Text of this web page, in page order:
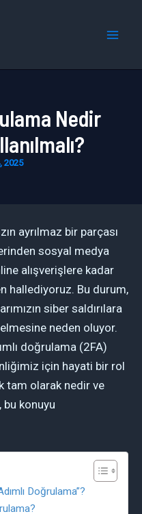
Nedir
2025
ayrılmaz bir parçası
sosyal medya
alışverişlere kadar
hallediyoruz. Bu durum,
siber saldırılara
neden oluyor.
doğrulama (2FA)
için hayati bir rol
tam olarak nedir ve
bu konuyu
Doğrulama”?